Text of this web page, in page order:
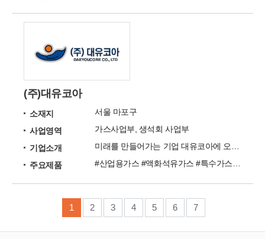
(주)대유코아
소재지
서울 마포구
사업영역
가스사업부, 생석회 사업부
기업소개
주요제품
1 2 3 4 5 6 7